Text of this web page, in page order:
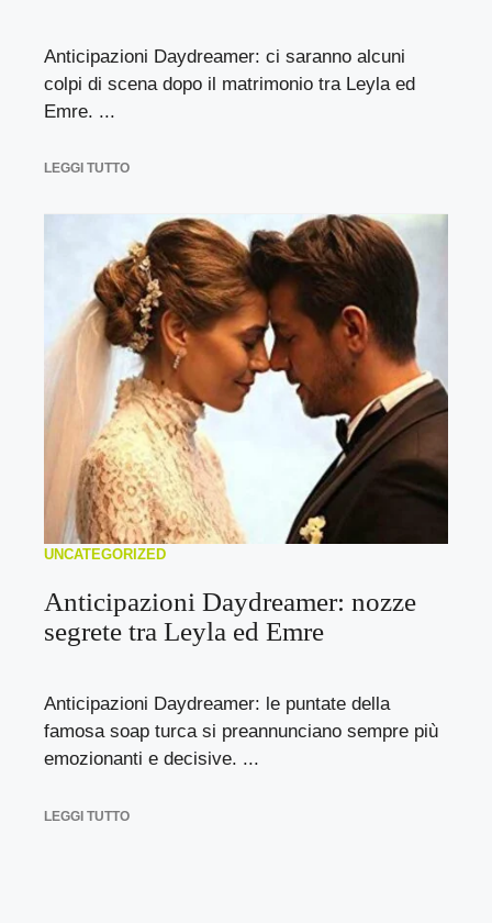
Anticipazioni Daydreamer: ci saranno alcuni
colpi di scena dopo il matrimonio tra Leyla ed
Emre. ...
LEGGI TUTTO
UNCATEGORIZED
Anticipazioni Daydreamer: nozze
segrete tra Leyla ed Emre
Anticipazioni Daydreamer: le puntate della
famosa soap turca si preannunciano sempre più
emozionanti e decisive. ...
LEGGI TUTTO